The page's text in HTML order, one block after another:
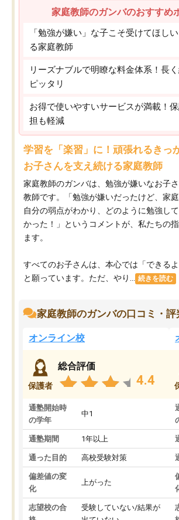
家庭教師のガンバのおすすめ
「勉強が嫌い」な子こそ受けてほし
る家庭教師
リーズナブルで明瞭な料金体系！長
ピッタリ
お得で使いやすいサービスが満載！
担も軽減
学習を「楽習」に！頑張れるきっ
お子さんを支え続ける家庭教師
家庭教師のガンバは、勉強が嫌いなお子
教師です。「勉強が嫌いだったけど、家
自分の弱点がわかり、どのように勉強し
かった！」というコメントが、私たちの
ます。
すべてのお子さんは、本心では「できるよ
と願っています。ただ、やり...
続きを読む
家庭教師のガンバの口コミ・評
オンライン校
保護者
総合評価
4.4
通塾開始時
の学年
中1
通塾期間 1年以上
通った目的 高校受験対策
偏差値の変
化
上がった
志望校の合
受験していない/結果が